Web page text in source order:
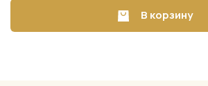
В корзину